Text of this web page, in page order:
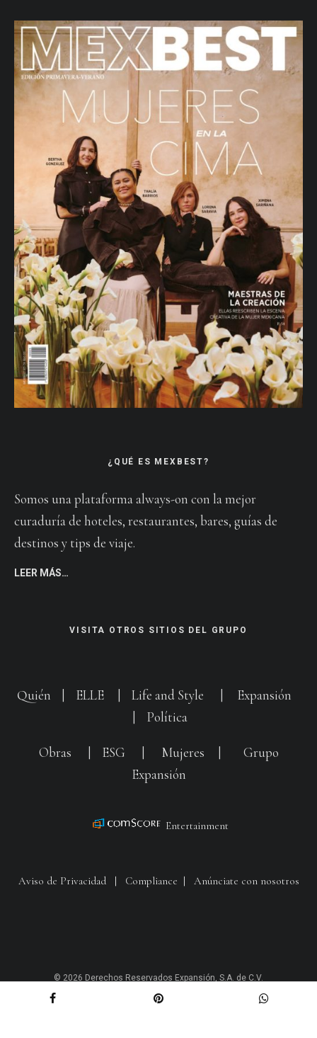
¿QUÉ ES MEXBEST?
Somos una plataforma always-on con la mejor
curaduría de hoteles, restaurantes, bares, guías de
destinos y tips de viaje.
LEER MÁS…
VISITA OTROS SITIOS DEL GRUPO
Quién ELLE Life and Style
Expansión
Política
Obras ESG Mujeres
Grupo
Expansión
Entertainment
Aviso de Privacidad| Compliance | Anúnciate con nosotros
© 2026 Derechos Reservados Expansión, S.A. de C.V.